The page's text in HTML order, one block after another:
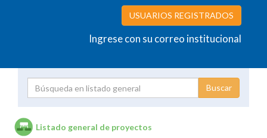
USUARIOS REGISTRADOS
Ingrese con su correo institucional
Listado general de proyectos